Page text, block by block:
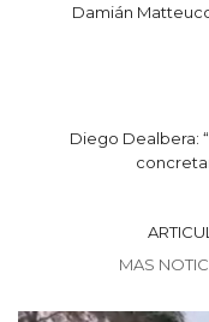
Damián
Diego Dealbera:
MAS